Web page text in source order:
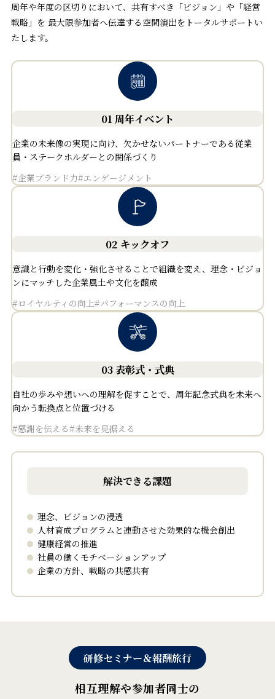
周年や年度の区切りにおいて、共有すべき「ビジョン」や「経営
戦略」を 最大限参加者へ伝達する空間演出をトータルサポートい
たします。
01 周年イベント
企業の未来像の実現に向け、欠かせないパートナーである従業
員・ステークホルダーとの関係づくり
#企業ブランド力#エンゲージメント
02 キックオフ
意識と行動を変化・強化させることで組織を変え、理念・ビジョ
ンにマッチした企業風土や文化を醸成
#ロイヤルティの向上#パフォーマンスの向上
03 表彰式・式典
自社の歩みや想いへの理解を促すことで、周年記念式典を未来へ
向かう転換点と位置づける
#感謝を伝える#未来を見据える
解決できる課題
理念、ビジョンの浸透
人材育成プログラムと連動させた効果的な機会創出
健康経営の推進
社員の働くモチベーションアップ
企業の方針、戦略の共感共有
研修セミナー＆報酬旅行
相互理解や参加者同士の